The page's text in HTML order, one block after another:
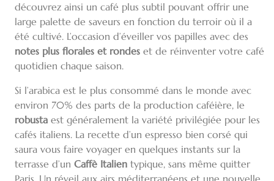
découvrez ainsi un café plus subtil pouvant offrir une
large palette de saveurs en fonction du terroir où il a
été cultivé. L’occasion d’éveiller vos papilles avec des
notes plus florales et rondes et de réinventer votre café
quotidien chaque saison.
Si l’arabica est le plus consommé dans le monde avec
environ 70% des parts de la production caféière, le
robusta est généralement la variété privilégiée pour les
cafés italiens. La recette d’un espresso bien corsé qui
saura vous faire voyager en quelques instants sur la
terrasse d’un Caffè Italien typique, sans même quitter